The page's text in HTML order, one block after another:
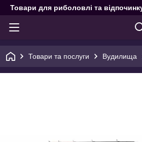
Товари для риболовлі та
Товари та послуги Вудилища